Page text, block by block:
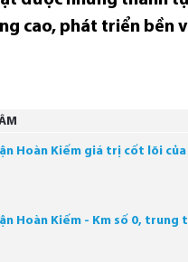
cao, phát triển bền
Hoàn Kiếm giá trị cốt lõi
Hoàn Kiếm - Km số 0,